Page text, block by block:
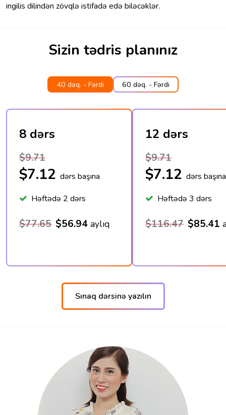
ingilis dilindən zövqlə istifadə edə biləcəklər.
Sizin tədris planınız
40 dəq. - Fərdi 60 dəq. - Fərdi
8 dərs
$9.71
$7.12 dərs başına
Həftədə 2 dərs
$77.65 $56.94 aylıq
12 dərs
$9.71
$7.12 dərs başına
Həftədə 3 dərs
$116.47 $85.41
Sınaq dərsinə yazılın